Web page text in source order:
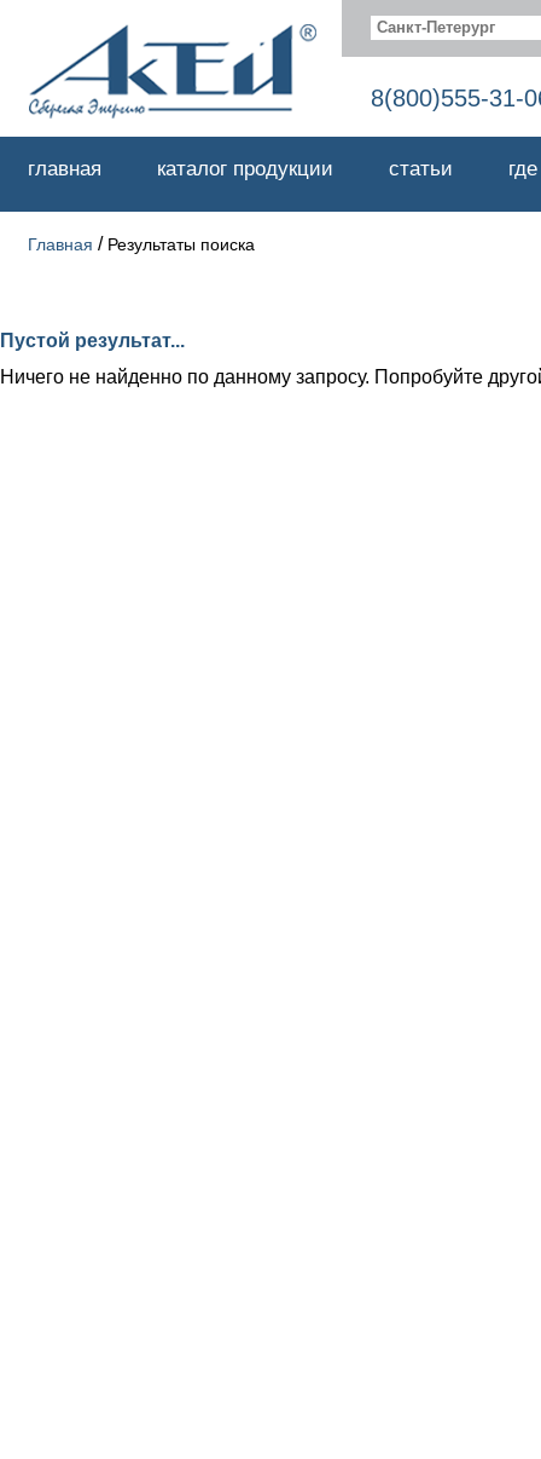
Санкт-Петерург
8(800)555-31-
главная каталог продукции статьи
Главная / Результаты поиска
Пустой результат...
Ничего не найденно по данному запросу. Попробуйте